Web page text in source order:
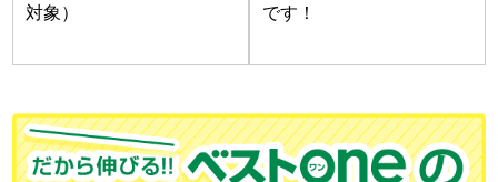
対象）
です！